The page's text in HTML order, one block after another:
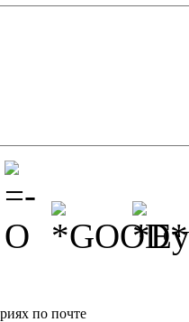
по почте